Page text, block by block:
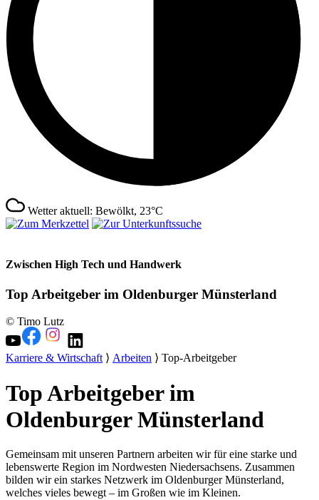
Wetter aktuell: Bewölkt, 23°C
Zwischen High Tech und Handwerk
Top Arbeitgeber im Oldenburger Münsterland
© Timo Lutz
Karriere & Wirtschaft⟩ Arbeiten ⟩ Top-Arbeitgeber
Top Arbeitgeber im
Oldenburger Münsterland
Gemeinsam mit unseren Partnern arbeiten wir für eine starke und
lebenswerte Region im Nordwesten Niedersachsens. Zusammen
bilden wir ein starkes Netzwerk im Oldenburger Münsterland,
welches vieles bewegt – im Großen wie im Kleinen.